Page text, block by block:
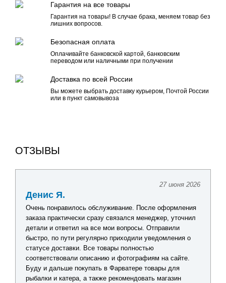
Гарантия на все товары
Гарантия на товары! В случае брака, меняем товар без
лишних вопросов.
Безопасная оплата
Оплачивайте банковской картой, банковским
переводом или наличными при получении
Доставка по всей России
Вы можете выбрать доставку курьером, Почтой России
или в пункт самовывоза
ОТЗЫВЫ
27 июня 2026
Денис Я.
Очень понравилось обслуживание. После оформления
заказа практически сразу связался менеджер, уточнил
детали и ответил на все мои вопросы. Отправили
быстро, по пути регулярно приходили уведомления о
статусе доставки. Все товары полностью
соответствовали описанию и фотографиям на сайте.
Буду и дальше покупать в Фарватере товары для
рыбалки и катера, а также рекомендовать магазин